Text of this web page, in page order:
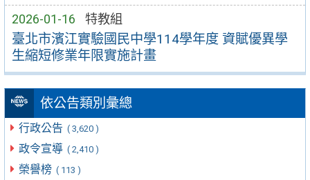
2026-01-16 特教組
臺北市濱江實驗國民中學114學年度 資賦優異學
生縮短修業年限實施計畫
依公告類別彙總
行政公告 ( 3,620 )
政令宣導 ( 2,410 )
榮譽榜 ( 113 )